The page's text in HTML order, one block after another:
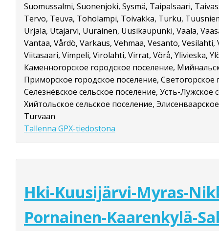
Suomussalmi, Suonenjoki, Sysmä, Taipalsaari,
Tervo, Teuva, Toholampi, Toivakka, Turku,
Urjala, Utajärvi, Uurainen, Uusikaupunki, Vaala,
Vantaa, Vårdö, Varkaus, Vehmaa, Vesanto, Vesilahti,
Viitasaari, Vimpeli, Virolahti, Virrat, Vörå, Ylivieska,
Каменногорское городское поселение,
Приморское городское поселение, Светогорское
Селезнёвское сельское поселение, Усть-Лужское
Хийтольское сельское поселение,
Turvaan
Tallenna GPX-tiedostona
Hki-Kuusijärvi-Myras-
Pornainen-Kaarenkylä-